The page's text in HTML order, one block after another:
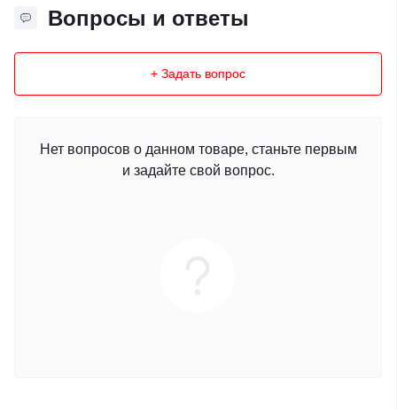
Вопросы и ответы
+ Задать вопрос
Нет вопросов о данном товаре, станьте первым
и задайте свой вопрос.